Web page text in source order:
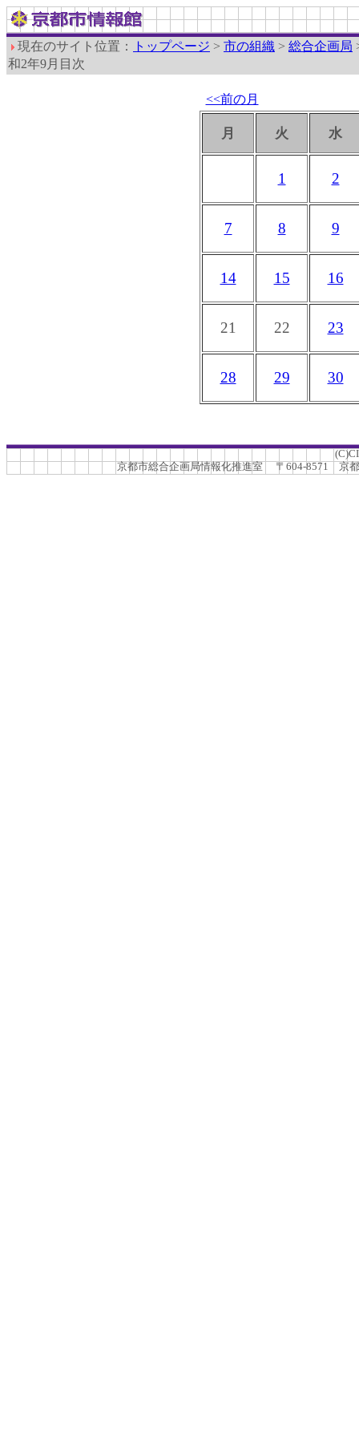
現在のサイト位置： トップページ > 市の組織 > 総合企画局
和2年9月目次
<<前の月
月 火 水
1 2
7 8 9
14 15 16
21 22 23
28 29 30
京都市総合企画局情報化推進室 〒604-8571 京